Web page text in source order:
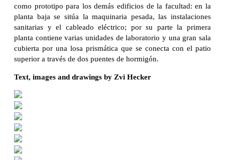
como prototipo para los demás edificios de la facultad: en la
planta baja se sitúa la maquinaria pesada, las instalaciones
sanitarias y el cableado eléctrico; por su parte la primera
planta contiene varias unidades de laboratorio y una gran sala
cubierta por una losa prismática que se conecta con el patio
superior a través de dos puentes de hormigón.
Text, images and drawings by Zvi Hecker